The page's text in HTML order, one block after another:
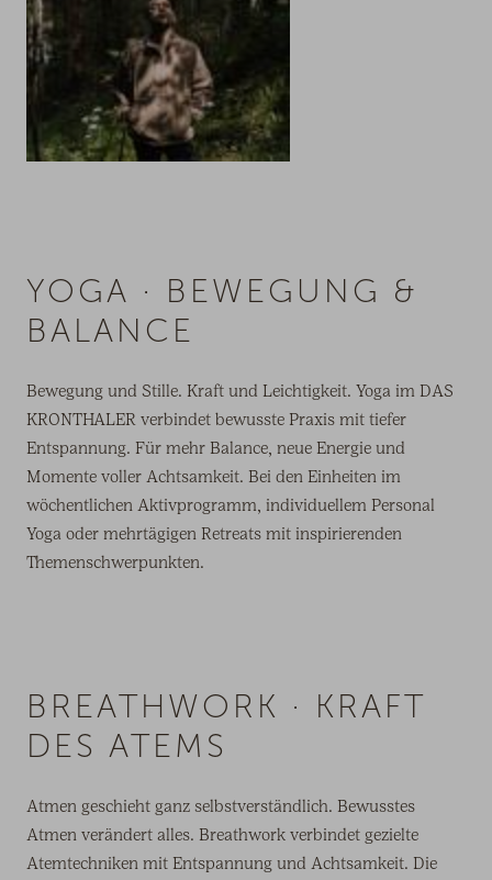
YOGA · BEWEGUNG &
BALANCE
Bewegung und Stille. Kraft und Leichtigkeit. Yoga im DAS
KRONTHALER verbindet bewusste Praxis mit tiefer
Entspannung. Für mehr Balance, neue Energie und
Momente voller Achtsamkeit. Bei den Einheiten im
wöchentlichen Aktivprogramm, individuellem Personal
Yoga oder mehrtägigen Retreats mit inspirierenden
Themenschwerpunkten.
BREATHWORK · KRAFT
DES ATEMS
Atmen geschieht ganz selbstverständlich. Bewusstes
Atmen verändert alles. Breathwork verbindet gezielte
Atemtechniken mit Entspannung und Achtsamkeit. Die